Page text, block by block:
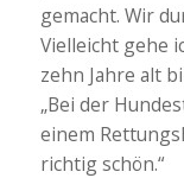
gemacht. Wir
Vielleicht gehe
zehn Jahre alt
„Bei der
einem
richtig schön.“